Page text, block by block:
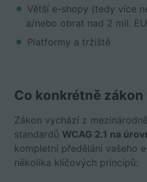
Větší e-shopy (tedy více
a/nebo obrat nad 2 mil.
Platformy a tržiště
Co konkrétně zákon
Zákon vychází z
standardů WCAG 2.1 na
kompletní předělání vašeho
několika klíčových principů: